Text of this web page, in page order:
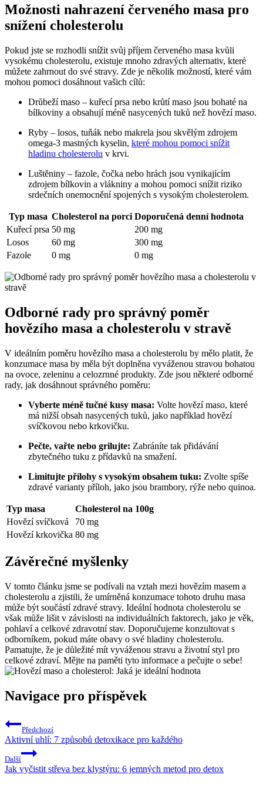
Možnosti nahrazení červeného masa pro
snížení cholesterolu
Pokud jste se rozhodli snížit svůj příjem červeného masa kvůli
vysokému cholesterolu, existuje mnoho zdravých alternativ, které
můžete zahrnout do své stravy. Zde je několik možností, které vám
mohou pomoci dosáhnout vašich cílů:
Drůbeží maso – kuřecí prsa nebo krůtí maso jsou bohaté na
bílkoviny a obsahují méně nasycených tuků než hovězí maso.
Ryby – losos, tuňák nebo makrela jsou skvělým zdrojem
omega-3 mastných kyselin, které mohou pomoci snížit
hladinu cholesterolu v krvi.
Luštěniny – fazole, čočka nebo hrách jsou vynikajícím
zdrojem bílkovin a vlákniny a mohou pomoci snížit riziko
srdečních onemocnění spojených s vysokým cholesterolem.
Typ masa Cholesterol na porci Doporučená denní hodnota
Kuřecí prsa 50 mg
200 mg
Losos
60 mg
300 mg
Fazole
0 mg 0 mg
Odborné rady pro správný poměr
hovězího masa a cholesterolu v stravě
V ideálním poměru hovězího masa a cholesterolu by mělo platit, že
konzumace masa by měla být doplněna vyváženou stravou bohatou
na ovoce, zeleninu a celozrnné produkty. Zde jsou některé odborné
rady, jak dosáhnout správného poměru:
Vyberte méně tučné kusy masa: Volte hovězí maso, které
má nižší obsah nasycených tuků, jako například hovězí
svíčkovou nebo krkovičku.
Pečte, vařte nebo grilujte: Zabráníte tak přidávání
zbytečného tuku z přídavků na smažení.
Limitujte přílohy s vysokým obsahem tuku: Zvolte spíše
zdravé varianty příloh, jako jsou brambory, rýže nebo quinoa.
Typ masa
Cholesterol na 100g
Hovězí svíčková
70 mg
Hovězí krkovička 80 mg
Závěrečné myšlenky
V tomto článku jsme se podívali na vztah mezi hovězím masem a
cholesterolu a zjistili, že umírněná konzumace tohoto druhu masa
může být součástí zdravé stravy. Ideální hodnota cholesterolu se
však může lišit v závislosti na individuálních faktorech, jako je věk,
pohlaví a celkové zdravotní stav. Doporučujeme konzultovat s
odborníkem, pokud máte obavy o své hladiny cholesterolu.
Pamatujte, že je důležité mít vyváženou stravu a životní styl pro
celkové zdraví. Mějte na paměti tyto informace a pečujte o sebe!
Navigace pro příspěvek
Předchozí
Aktivní uhlí: 7 způsobů detoxikace pro každého
Další
Jak vyčistit střeva bez klystýru: 6 jemných metod pro detox